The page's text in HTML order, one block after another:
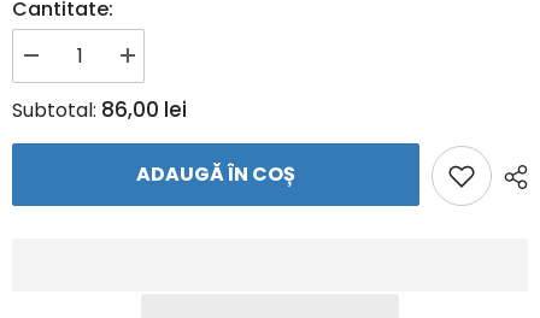
Cantitate:
Reduceți
cantitatea
pentru
Sapca
Creșteți
cantitatea
pentru
Sapca
Subtotal: 86,00 lei
ADAUGĂ ÎN COȘ